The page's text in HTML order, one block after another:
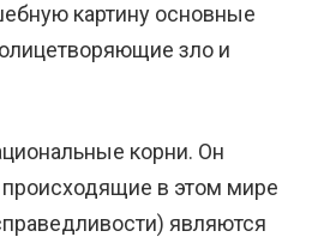
картину основные
зло и
корни. Он
происходящие в этом мире
являются